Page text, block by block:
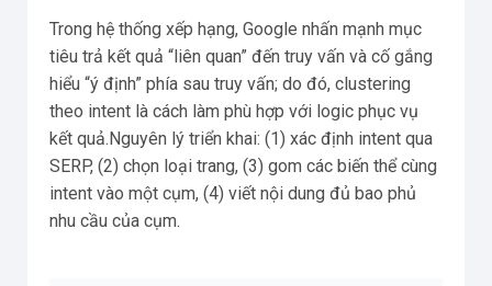
Trong hệ thống xếp hạng, Google nhấn mạnh mục
tiêu trả kết quả “liên quan” đến truy vấn và cố gắng
hiểu “ý định” phía sau truy vấn; do đó, clustering
theo intent là cách làm phù hợp với logic phục vụ
kết quả.Nguyên lý triển khai: (1) xác định intent qua
SERP, (2) chọn loại trang, (3) gom các biến thể cùng
intent vào một cụm, (4) viết nội dung đủ bao phủ
nhu cầu của cụm.